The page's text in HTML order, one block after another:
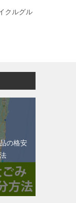
クルグル
の格安